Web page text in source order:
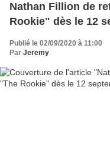
Nathan Fillion de
Rookie" dès le 12
Publié le 02/09/2020 à 11:00
Par Jeremy